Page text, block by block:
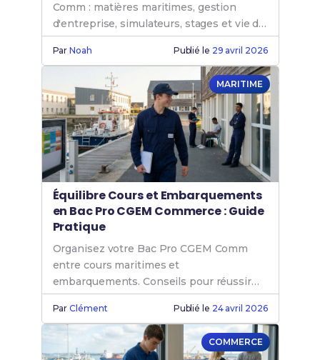
Comm : matières maritimes, gestion
d'entreprise, simulateurs, stages et vie de
classe.
ParNoah Publié le 29 avril 2026
MARITIME
Équilibre Cours et Embarquements
en Bac Pro CGEM Commerce : Guide
Pratique
Organisez votre Bac Pro CGEM Comm
entre cours maritimes et
embarquements. Conseils pour réussir
votre formation maritime sans stress.
ParClément Publié le 24 avril 2026
COMMERCE